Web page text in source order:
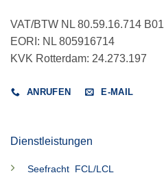
VAT/BTW NL 80.59.16.714 B01
EORI: NL 805916714
KVK Rotterdam: 24.273.197
ANRUFEN E-MAIL
Dienstleistungen
Seefracht FCL/LCL